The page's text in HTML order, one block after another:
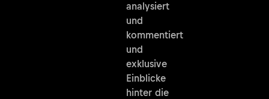
analysiert
und
kommentiert
und
exklusive
Einblicke
hinter die